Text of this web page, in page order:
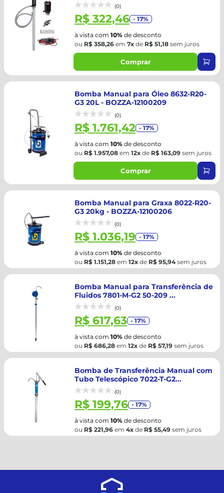
(0)
R$ 322,46 - 17%
à vista com 10% de desconto
ou R$ 358,26 em 7x de R$ 51,18 sem juros
Comprar
Bomba Manual para Óleo 8632-R20-
G3 20L - BOZZA-12100209
(0)
R$ 1.761,42 - 17%
à vista com 10% de desconto
ou R$ 1.957,08 em 12x de R$ 163,09 sem juros
Comprar
Bomba Manual para Graxa 8022-R20-
G3 20kg - BOZZA-12100206
(0)
R$ 1.036,19 - 17%
à vista com 10% de desconto
ou R$ 1.151,28 em 12x de R$ 95,94sem juros
Bomba Manual para Transferência de
Fluidos 7801-M-G2 50-209 ...
(0)
R$ 617,63 - 17%
à vista com 10% de desconto
ou R$ 686,28 em 12x de R$ 57,19 sem juros
Bomba de Transferência Manual com
Tubo Telescópico 7022-T-G2...
(0)
R$ 199,76 - 17%
à vista com 10% de desconto
ou R$ 221,96 em 4x de R$ 55,49 sem juros